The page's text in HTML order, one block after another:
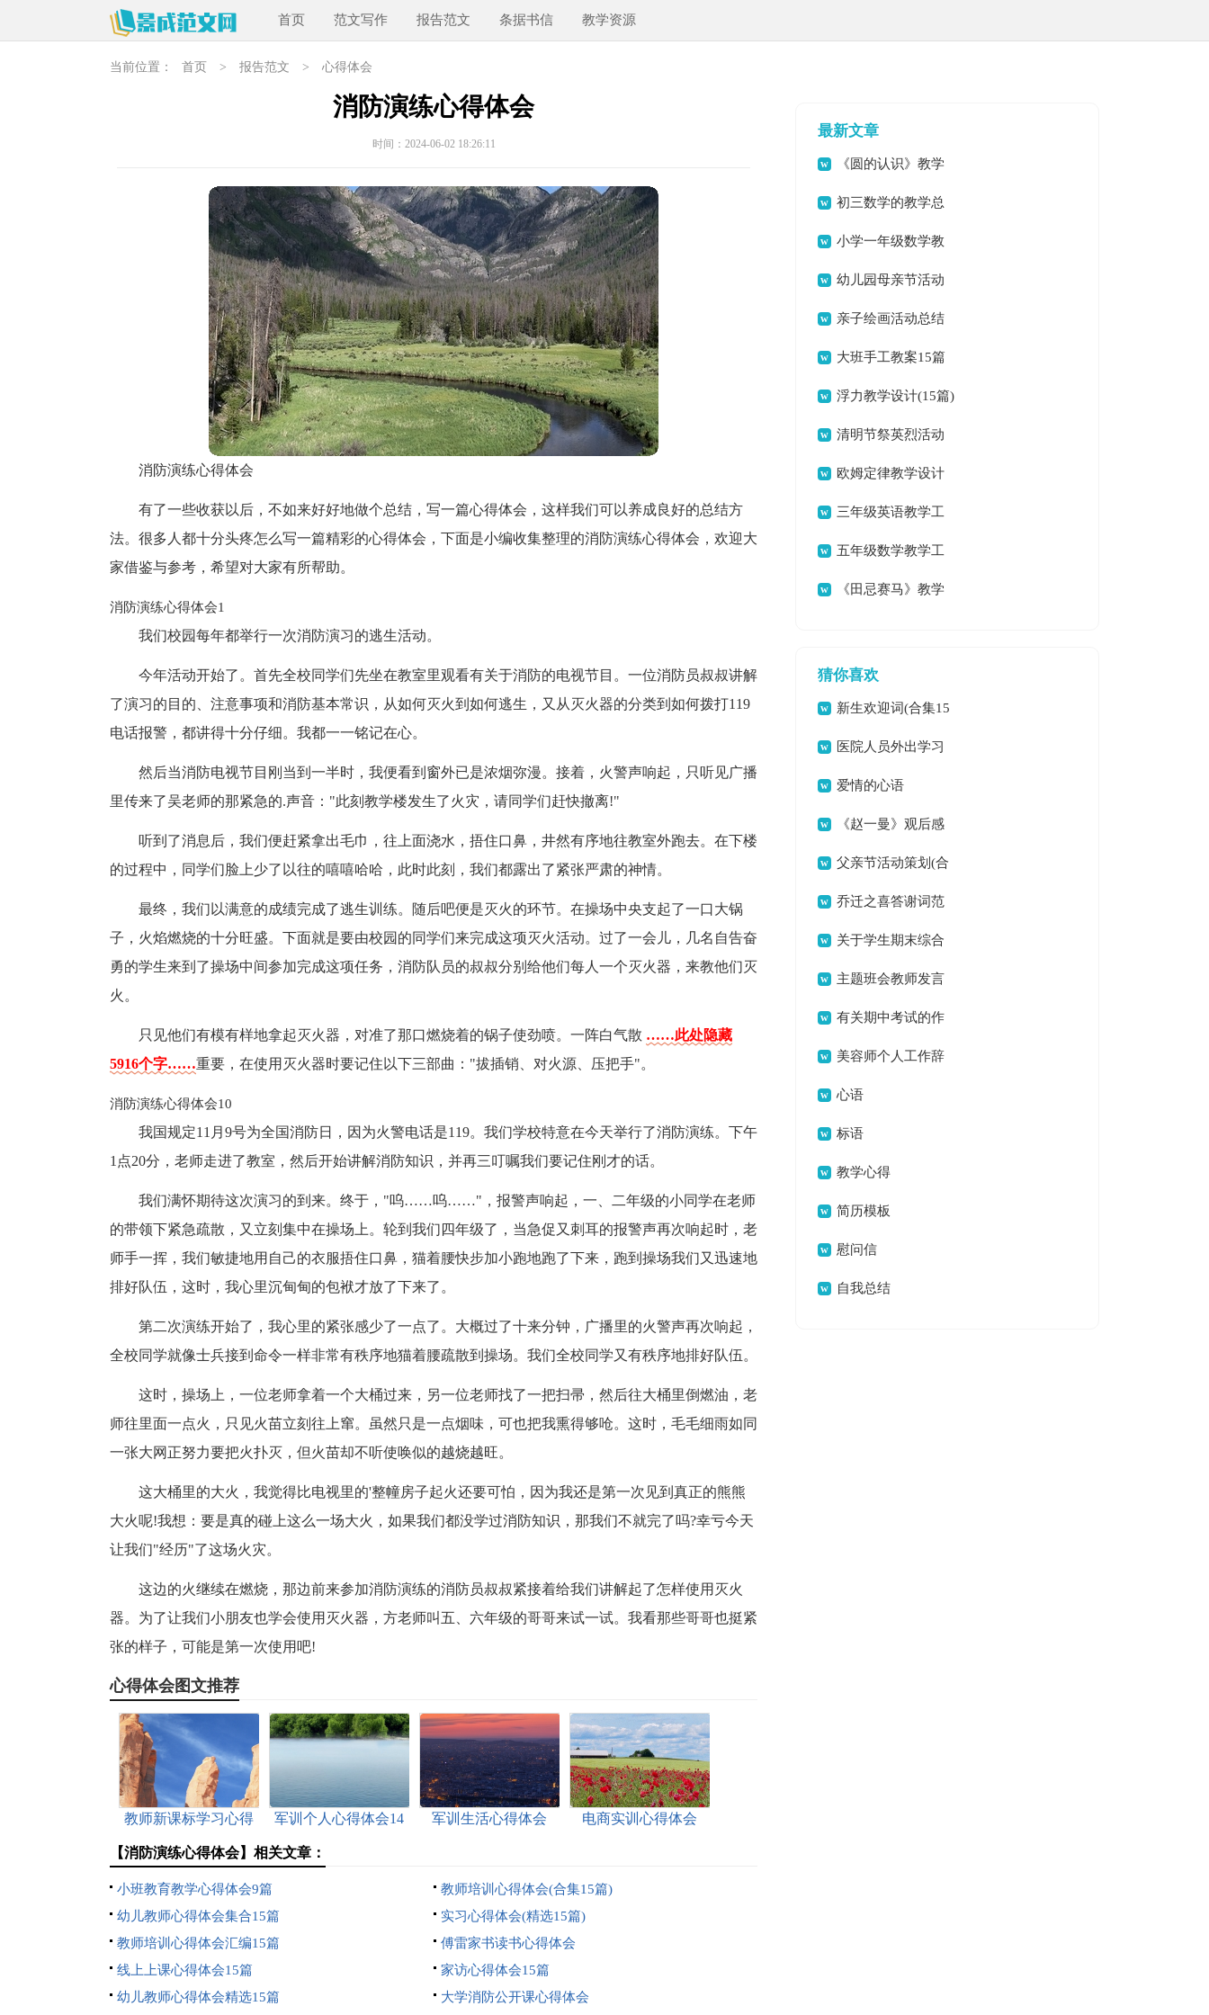
首页 范文写作 报告范文 条据书信 教学资源
当前位置： 首页 > 报告范文 > 心得体会
消防演练心得体会
时间：2024-06-02 18:26:11
消防演练心得体会
有了一些收获以后，不如来好好地做个总结，写一篇心得体会，这样我们可以养成良好的总结方
法。很多人都十分头疼怎么写一篇精彩的心得体会，下面是小编收集整理的消防演练心得体会，欢迎大
家借鉴与参考，希望对大家有所帮助。
消防演练心得体会1
我们校园每年都举行一次消防演习的逃生活动。
今年活动开始了。首先全校同学们先坐在教室里观看有关于消防的电视节目。一位消防员叔叔讲解
了演习的目的、注意事项和消防基本常识，从如何灭火到如何逃生，又从灭火器的分类到如何拨打119
电话报警，都讲得十分仔细。我都一一铭记在心。
然后当消防电视节目刚当到一半时，我便看到窗外已是浓烟弥漫。接着，火警声响起，只听见广播
里传来了吴老师的那紧急的.声音："此刻教学楼发生了火灾，请同学们赶快撤离!"
听到了消息后，我们便赶紧拿出毛巾，往上面浇水，捂住口鼻，井然有序地往教室外跑去。在下楼
的过程中，同学们脸上少了以往的嘻嘻哈哈，此时此刻，我们都露出了紧张严肃的神情。
最终，我们以满意的成绩完成了逃生训练。随后吧便是灭火的环节。在操场中央支起了一口大锅
子，火焰燃烧的十分旺盛。下面就是要由校园的同学们来完成这项灭火活动。过了一会儿，几名自告奋
勇的学生来到了操场中间参加完成这项任务，消防队员的叔叔分别给他们每人一个灭火器，来教他们灭
火。
只见他们有模有样地拿起灭火器，对准了那口燃烧着的锅子使劲喷。一阵白气散 ……此处隐藏
5916个字……重要，在使用灭火器时要记住以下三部曲："拔插销、对火源、压把手"。
消防演练心得体会10
我国规定11月9号为全国消防日，因为火警电话是119。我们学校特意在今天举行了消防演练。下午
1点20分，老师走进了教室，然后开始讲解消防知识，并再三叮嘱我们要记住刚才的话。
我们满怀期待这次演习的到来。终于，"呜……呜……"，报警声响起，一、二年级的小同学在老师
的带领下紧急疏散，又立刻集中在操场上。轮到我们四年级了，当急促又刺耳的报警声再次响起时，老
师手一挥，我们敏捷地用自己的衣服捂住口鼻，猫着腰快步加小跑地跑了下来，跑到操场我们又迅速地
排好队伍，这时，我心里沉甸甸的包袱才放了下来了。
第二次演练开始了，我心里的紧张感少了一点了。大概过了十来分钟，广播里的火警声再次响起，
全校同学就像士兵接到命令一样非常有秩序地猫着腰疏散到操场。我们全校同学又有秩序地排好队伍。
这时，操场上，一位老师拿着一个大桶过来，另一位老师找了一把扫帚，然后往大桶里倒燃油，老
师往里面一点火，只见火苗立刻往上窜。虽然只是一点烟味，可也把我熏得够呛。这时，毛毛细雨如同
一张大网正努力要把火扑灭，但火苗却不听使唤似的越烧越旺。
这大桶里的大火，我觉得比电视里的'整幢房子起火还要可怕，因为我还是第一次见到真正的熊熊
大火呢!我想：要是真的碰上这么一场大火，如果我们都没学过消防知识，那我们不就完了吗?幸亏今天
让我们"经历"了这场火灾。
这边的火继续在燃烧，那边前来参加消防演练的消防员叔叔紧接着给我们讲解起了怎样使用灭火
器。为了让我们小朋友也学会使用灭火器，方老师叫五、六年级的哥哥来试一试。我看那些哥哥也挺紧
张的样子，可能是第一次使用吧!
心得体会图文推荐
教师新课标学习心得
军训个人心得体会14
军训生活心得体会 电商实训心得体会
【消防演练心得体会】相关文章：
小班教育教学心得体会9篇
教师培训心得体会(合集15篇)
幼儿教师心得体会集合15篇
实习心得体会(精选15篇)
教师培训心得体会汇编15篇
傅雷家书读书心得体会
线上上课心得体会15篇
家访心得体会15篇
幼儿教师心得体会精选15篇
大学消防公开课心得体会
最新文章
《圆的认识》教学
设计初三数学的教学总
结 小学一年级数学教
学总结幼儿园母亲节活动
总结(15篇)
亲子绘画活动总结
大班手工教案15篇
浮力教学设计(15篇)
清明节祭英烈活动
总结欧姆定律教学设计
三年级英语教学工
作总结五年级数学教学工
作总结(集锦15篇)
《田忌赛马》教学
猜你喜欢
新生欢迎词(合集15
篇) 医院人员外出学习
总结爱情的心语
《赵一曼》观后感
父亲节活动策划(合
集15篇)
乔迁之喜答谢词范
文 关于学生期末综合
素质评语模板参考（精
选30句）
主题班会教师发言
稿 有关期中考试的作
文400字合集七篇
美容师个人工作辞
职报告
心语
标语
教学心得
简历模板
慰问信
自我总结